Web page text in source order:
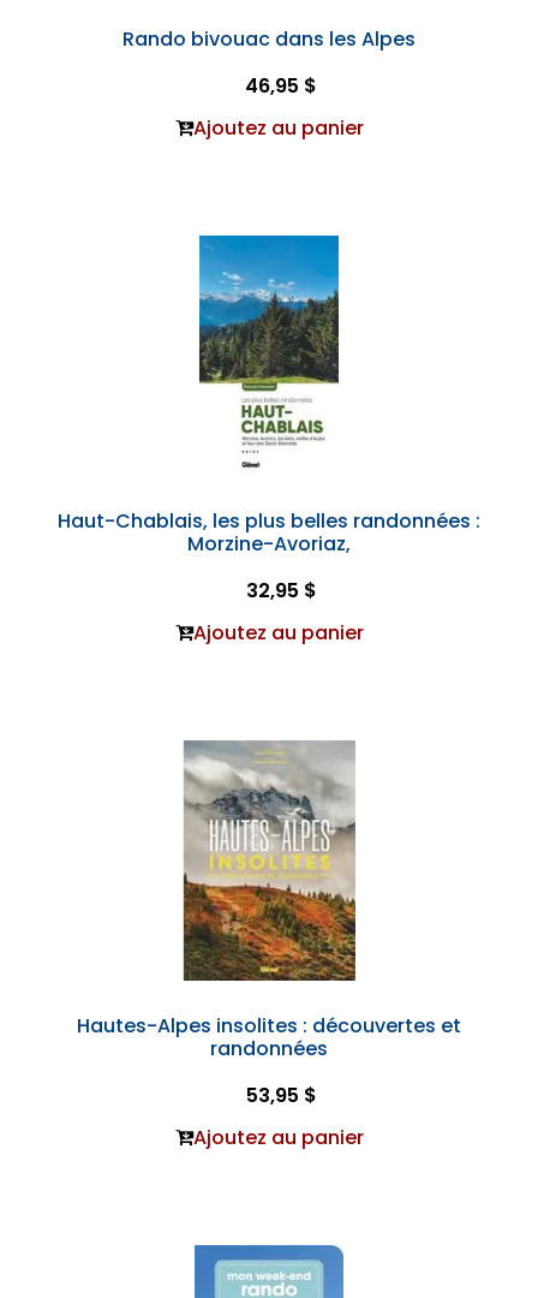
Rando bivouac dans les Alpes
46,95 $
Ajoutez au panier
Haut-Chablais, les plus belles randonnées :
Morzine-Avoriaz,
32,95 $
Ajoutez au panier
Hautes-Alpes insolites : découvertes et
randonnées
53,95 $
Ajoutez au panier